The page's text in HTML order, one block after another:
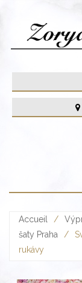
content
Accueil /
šaty Praha
/
rukávy